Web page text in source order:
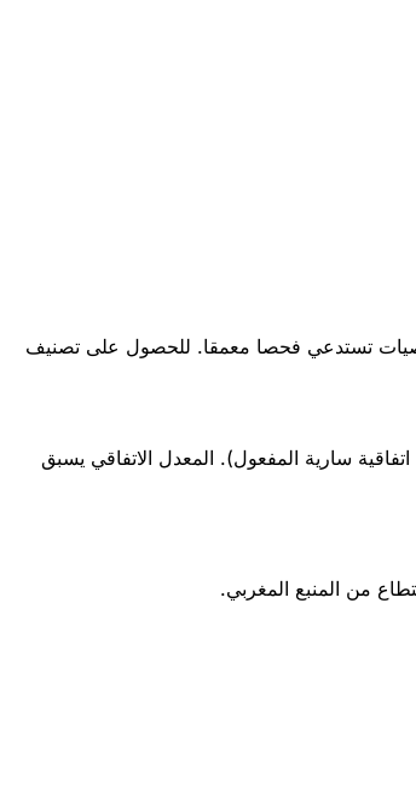
تتضمن كل وضعية خصوصيات تستدعي فحصا معمقا. للحصول على تصنيف
الموقعة من طرف المغرب (أكثر من 60 اتفاقية سارية المفعول). المعدل الاتفاقي يسبق
من المنبع المغربي.